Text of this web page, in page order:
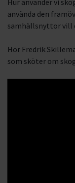
Hur använder vi
använda den
samhällsnyttor vill
Hör Fredrik
som sköter om